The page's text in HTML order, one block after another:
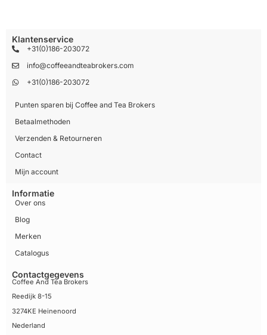
Klantenservice
+31(0)186-203072
info@coffeeandteabrokers.com
+31(0)186-203072
Punten sparen bij Coffee and Tea Brokers
Betaalmethoden
Verzenden & Retourneren
Contact
Mijn account
Informatie
Over ons
Blog
Merken
Catalogus
Contactgegevens
Coffee And Tea Brokers
Reedijk 8-15
3274KE Heinenoord
Nederland